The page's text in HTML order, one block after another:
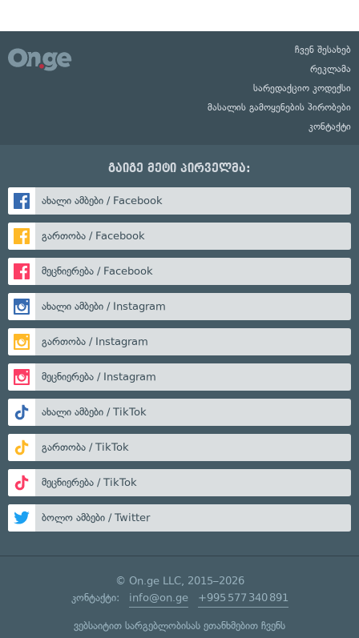
ჩვენ შესახებ
რეკლამა
სარედაქციო კოდექსი
მასალის გამოყენების პირობები
კონტაქტი
გაიგე მეტი პირველმა:
ახალი ამბები / Facebook
გართობა / Facebook
მეცნიერება / Facebook
ახალი ამბები / Instagram
გართობა / Instagram
მეცნიერება / Instagram
ახალი ამბები / TikTok
გართობა / TikTok
მეცნიერება / TikTok
ბოლო ამბები / Twitter
© On.ge LLC, 2015–2026
კონტაქტი: info@on.ge +995 577 340 891
ვებსაიტით სარგებლობისას ეთანხმებით ჩვენს